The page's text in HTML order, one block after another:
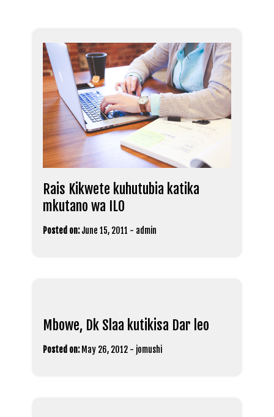
Rais Kikwete kuhutubia katika
mkutano wa ILO
Posted on: June 15, 2011 - admin
Mbowe, Dk Slaa kutikisa Dar leo
Posted on: May 26, 2012 - jomushi